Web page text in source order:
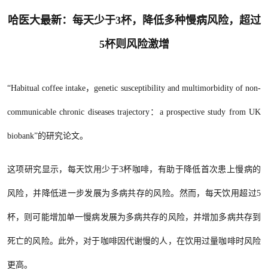
哈医大最新：每天少于3杯，降低多种慢病风险，超过
5杯则风险激增
“Habitual coffee intake，genetic susceptibility and multimorbidity of non-
communicable chronic diseases trajectory：a prospective study from UK
biobank”的研究论文。
这项研究显示，每天饮用少于3杯咖啡，有助于降低首次患上慢病的
风险，并降低进一步发展为多病共存的风险。然而，每天饮用超过5
杯，则可能增加单一慢病发展为多病共存的风险，并增加多病共存到
死亡的风险。此外，对于咖啡因代谢慢的人，在饮用过量咖啡时风险
更高。